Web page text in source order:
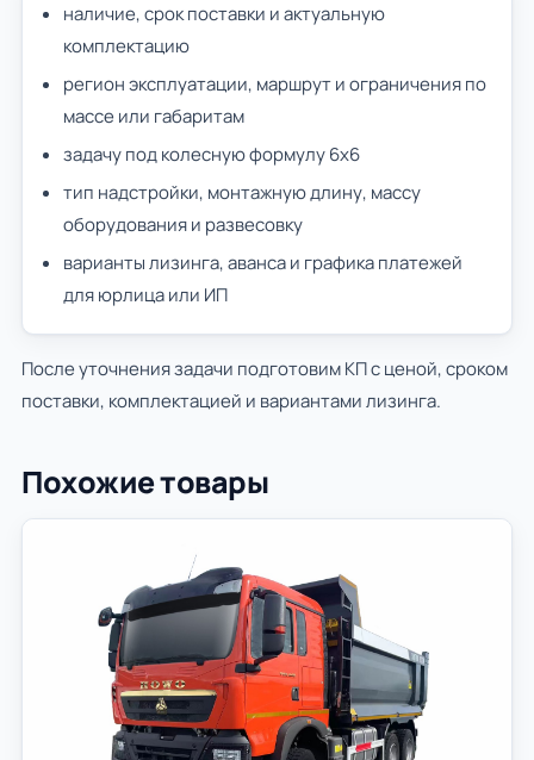
наличие, срок поставки и актуальную
комплектацию
регион эксплуатации, маршрут и ограничения по
массе или габаритам
задачу под колесную формулу 6х6
тип надстройки, монтажную длину, массу
оборудования и развесовку
варианты лизинга, аванса и графика платежей
для юрлица или ИП
После уточнения задачи подготовим КП с ценой, сроком
поставки, комплектацией и вариантами лизинга.
Похожие товары